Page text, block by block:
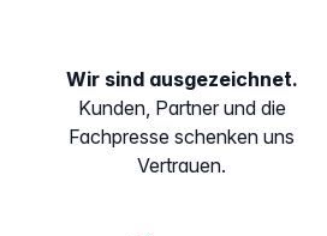
Wir sind ausgezeichnet.
Kunden, Partner und die
Fachpresse schenken uns
Vertrauen.